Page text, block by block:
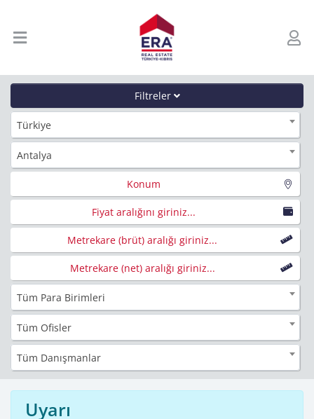
Filtreler
Türkiye
Antalya
Konum
Fiyat aralığını giriniz...
Metrekare (brüt) aralığı giriniz...
Metrekare (net) aralığı giriniz...
Tüm Para Birimleri
Tüm Ofisler
Tüm Danışmanlar
Uyarı